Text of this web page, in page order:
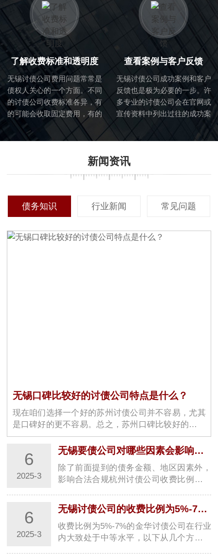
业的团队。
判断他们是否适合处理你的具
体债务问题。
了解收费标准和透明度
无锡讨债公司费用问题常常是
债权人关心的一个方面。不同
的讨债公司收费标准各异，有
的可能会收取固定费用，有的
则可能根据回收金额提取一定
比例的佣金。在选择过程中，
至关重要。透明的收费体系能
费用纠纷。
查看案例与客户反馈
无锡讨债公司成功案例和客户
反馈也是极为必要的一步。许
多专业的讨债公司会在官网或
宣传资料中列出过往的成功案
例，这能够直观地展示他们的
专业能力与过往成绩。同时，
听取他们的真实反馈，对你做
新闻资讯
债务知识 行业新闻 常见问题
无锡口碑比较好的讨债公司特点是什么？
现在咱们选择一个好的苏州讨债公司并不容易，尤其
是口碑好的更不容易。总之，苏州口碑比较好的讨债
公司具有高素质的专业团队、保障债权人权益、高效
率、良好的沟通能力、严谨的工作态度、灵活性、良
好…6
2025-3
无锡要债公司对哪些因素会影响的收费比例？
除了前面提到的债务金额、地区因素外，
影响合法合规杭州讨债公司收费比例的因
度- **债务关系清晰度**：如果债务关系明
确，有清晰的借条、合同等证据，收账难
度相…
6
2025-3
无锡讨债公司的收费比例为5%-7%在行业内属于什么水平？
收费比例为5%-7%的金华讨债公司在行业
内大致处于中等水平，以下从几个方面来